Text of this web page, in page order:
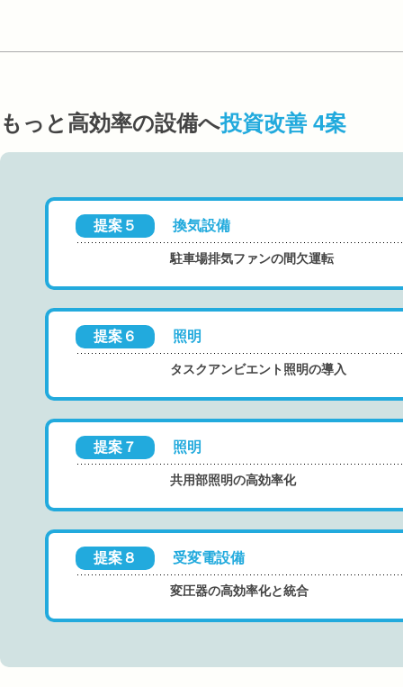
もっと高効率の設備へ投資改善 4案
提案５ 換気設備
駐車場排気ファンの間欠運転
提案６ 照明
タスクアンビエント照明の導入
提案７ 照明
共用部照明の高効率化
提案８ 受変電設備
変圧器の高効率化と統合